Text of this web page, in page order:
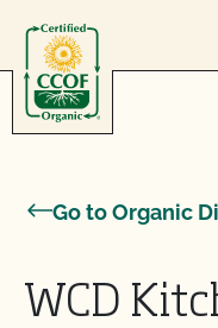
Go to Organic
WCD